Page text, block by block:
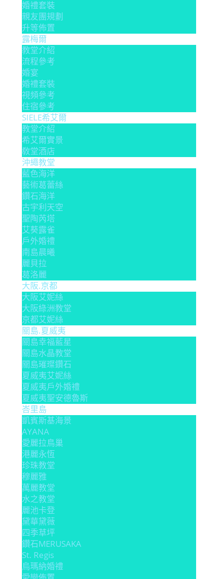
婚禮套裝
親友團規劃
升等佈置
露梅爾
教堂介紹
流程參考
婚宴
婚禮套裝
視頻參考
住宿參考
SIELE希艾爾
教堂介紹
希艾爾實景
敎堂酒店
沖繩教堂
藍色海洋
藝術葛蕾絲
鑽石海洋
古宇利天空
聖陶芮塔
艾葵露雀
戶外婚禮
南島晨曦
麗貝拉
葛洛麗
大阪.京都
大阪艾妮絲
大阪綠洲教堂
京都艾妮絲
關島.夏威夷
關島幸福藍星
關島水晶教堂
關島璀璨鑽石
夏威夷艾妮絲
夏威夷戶外婚禮
夏威夷聖安德魯斯
峇里島
凱賓斯基海景
AYANA
愛麗拉鳥巢
港麗永恆
珍珠教堂
穆麗雅
萬麗教堂
水之教堂
麗池卡登
黛華黛薇
四季草坪
鑽石MERUSAKA
St. Regis
烏瑪納婚禮